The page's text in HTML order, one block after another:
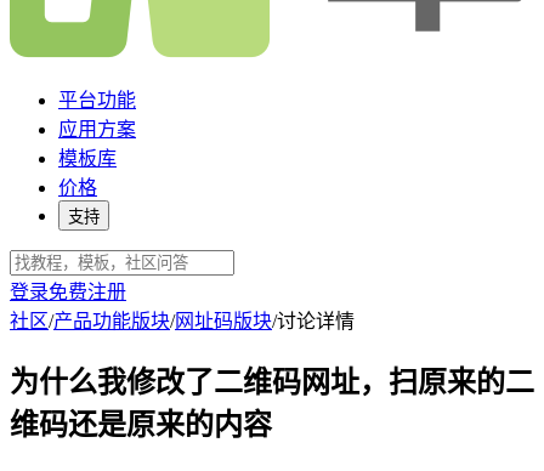
平台功能
应用方案
模板库
价格
支持
登录免费注册
社区/产品功能版块/网址码版块/讨论详情
为什么我修改了二维码网址，扫原来的二
维码还是原来的内容